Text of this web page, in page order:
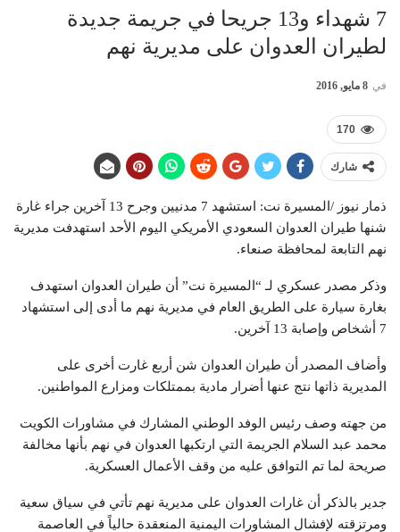
7 شهداء و13 جريحا في جريمة جديدة
لطيران العدوان على مديرية نهم
في 8 مايو, 2016
170
شارك
ذمار نيوز /المسيرة نت: استشهد 7 مدنيين وجرح 13 آخرين جراء غارة
شنها طيران العدوان السعودي الأمريكي اليوم الأحد استهدفت مديرية
نهم التابعة لمحافظة صنعاء.
وذكر مصدر عسكري لـ “المسيرة نت” أن طيران العدوان استهدف
بغارة سيارة على الطريق العام في مديرية نهم ما أدى إلى استشهاد
7 أشخاص وإصابة 13 آخرين.
وأضاف المصدر أن طيران العدوان شن أربع غارت أخرى على
المديرية ذاتها نتج عنها أضرار مادية بممتلكات ومزارع المواطنين.
من جهته وصف رئيس الوفد الوطني المشارك في مشاورات الكويت
محمد عبد السلام الجريمة التي ارتكبها العدوان في نهم بأنها مخالفة
صريحة لما تم التوافق عليه من وقف الأعمال العسكرية.
جدير بالذكر أن غارات العدوان على مديرية نهم تأتي في سياق سعية
ومرتزقته لإفشال المشاورات اليمنية المنعقدة حالياً في العاصمة